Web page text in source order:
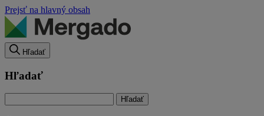
Prejsť na hlavný obsah
Hľadať
Hľadať